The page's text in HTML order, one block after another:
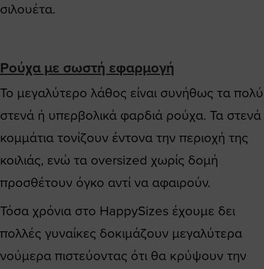
σιλουέτα.
Ρούχα με σωστή εφαρμογή
Το μεγαλύτερο λάθος είναι συνήθως τα πολύ
στενά ή υπερβολικά φαρδιά ρούχα. Τα στενά
κομμάτια τονίζουν έντονα την περιοχή της
κοιλιάς, ενώ τα oversized χωρίς δομή
προσθέτουν όγκο αντί να αφαιρούν.
Τόσα χρόνια στο HappySizes έχουμε δει
πολλές γυναίκες δοκιμάζουν μεγαλύτερα
νούμερα πιστεύοντας ότι θα κρύψουν την